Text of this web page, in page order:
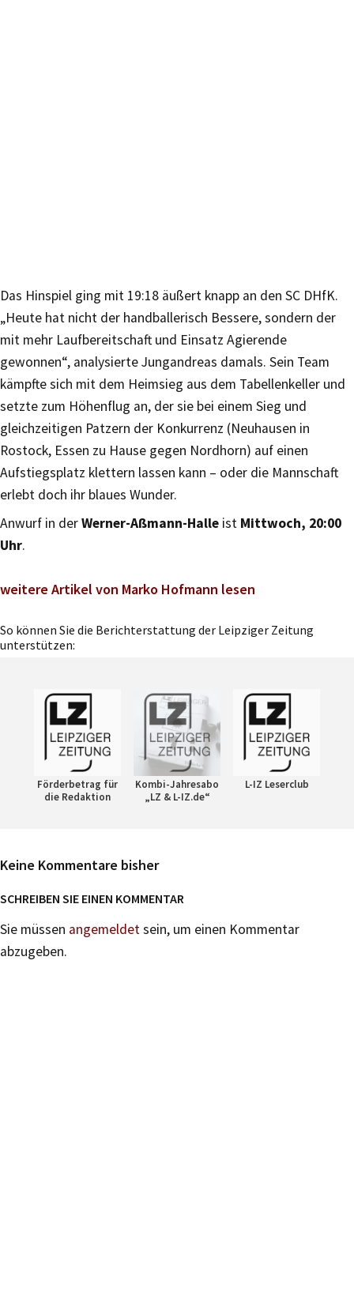
Das Hinspiel ging mit 19:18 äußert knapp an den SC DHfK.
„Heute hat nicht der handballerisch Bessere, sondern der
mit mehr Laufbereitschaft und Einsatz Agierende
gewonnen“, analysierte Jungandreas damals. Sein Team
kämpfte sich mit dem Heimsieg aus dem Tabellenkeller und
setzte zum Höhenflug an, der sie bei einem Sieg und
gleichzeitigen Patzern der Konkurrenz (Neuhausen in
Rostock, Essen zu Hause gegen Nordhorn) auf einen
Aufstiegsplatz klettern lassen kann – oder die Mannschaft
erlebt doch ihr blaues Wunder.
Anwurf in derWerner-Aßmann-Halle ist Mittwoch, 20:00
Uhr.
weitere Artikel von Marko Hofmann lesen
So können Sie die Berichterstattung der Leipziger Zeitung
unterstützen:
Förderbetrag für
die Redaktion
Kombi-Jahresabo
„LZ & L-IZ.de“
L-IZ Leserclub
Keine Kommentare bisher
SCHREIBEN SIE EINEN KOMMENTAR
Sie müssen angemeldetsein, um einen Kommentar
abzugeben.